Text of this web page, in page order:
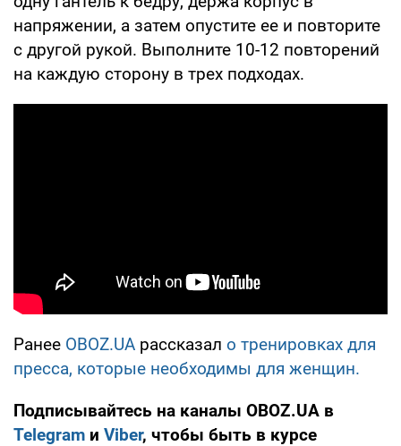
напряжении, а затем опустите ее и повторите
с другой рукой. Выполните 10-12 повторений
на каждую сторону в трех подходах.
Ранее OBOZ.UA рассказал о тренировках для
пресса, которые необходимы для женщин.
Подписывайтесь на каналы OBOZ.UA в
Telegram и Viber, чтобы быть в курсе